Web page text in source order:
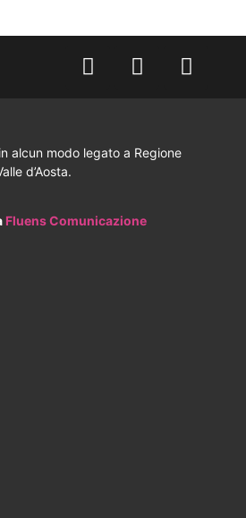
alcun modo legato a Regione
d’Aosta.
Fluens Comunicazione